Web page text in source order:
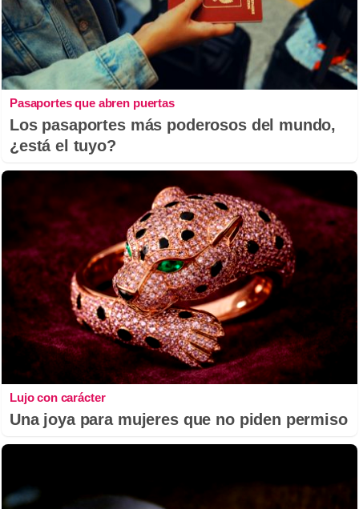
Pasaportes que abren puertas
Los pasaportes más poderosos del mundo,
¿está el tuyo?
Lujo con carácter
Una joya para mujeres que no piden permiso